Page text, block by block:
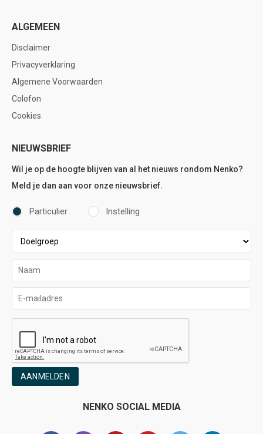
ALGEMEEN
Disclaimer
Privacyverklaring
Algemene Voorwaarden
Colofon
Cookies
NIEUWSBRIEF
Wil je op de hoogte blijven van al het nieuws rondom Nenko?
Meld je dan aan voor onze nieuwsbrief.
Particulier Instelling
AANMELDEN
NENKO SOCIAL MEDIA